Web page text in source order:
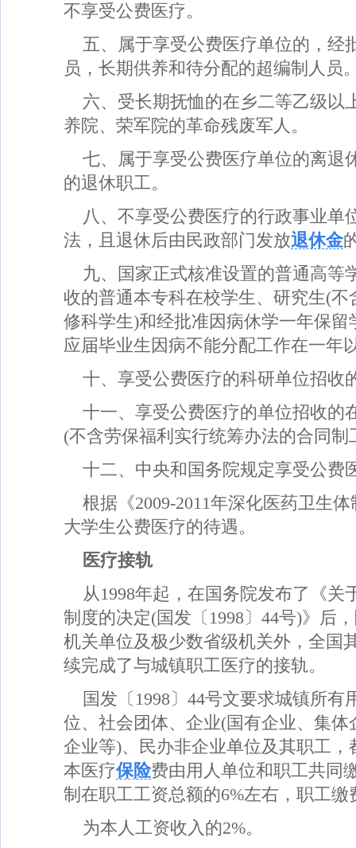
不享受公费医疗。
五、属于享受公费医疗单位的，经
员，长期供养和待分配的超编制人员
六、受长期抚恤的在乡二等乙级以
养院、荣军院的革命残废军人。
七、属于享受公费医疗单位的离退
的退休职工。
八、不享受公费医疗的行政事业单
法，且退休后由民政部门发放退休金
九、国家正式核准设置的普通高等
收的普通本专科在校学生、研究生(
修科学生)和经批准因病休学一年保
应届毕业生因病不能分配工作在一年
十、享受公费医疗的科研单位招收
十一、享受公费医疗的单位招收的
(不含劳保福利实行统筹办法的合同制
十二、中央和国务院规定享受公费
根据《2009-2011年深化医药卫生
大学生公费医疗的待遇。
医疗接轨
从1998年起，在国务院发布了《关
制度的决定(国发〔1998〕44号)》后
机关单位及极少数省级机关外，全国
续完成了与城镇职工医疗的接轨。
国发〔1998〕44号文要求城镇所
位、社会团体、企业(国有企业、集
企业等)、民办非企业单位及其职工，
本医疗保险费由用人单位和职工共同
制在职工工资总额的6%左右，职工缴
为本人工资收入的2%。